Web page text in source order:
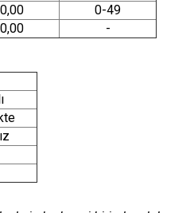
0,00
0-49
0,00 -